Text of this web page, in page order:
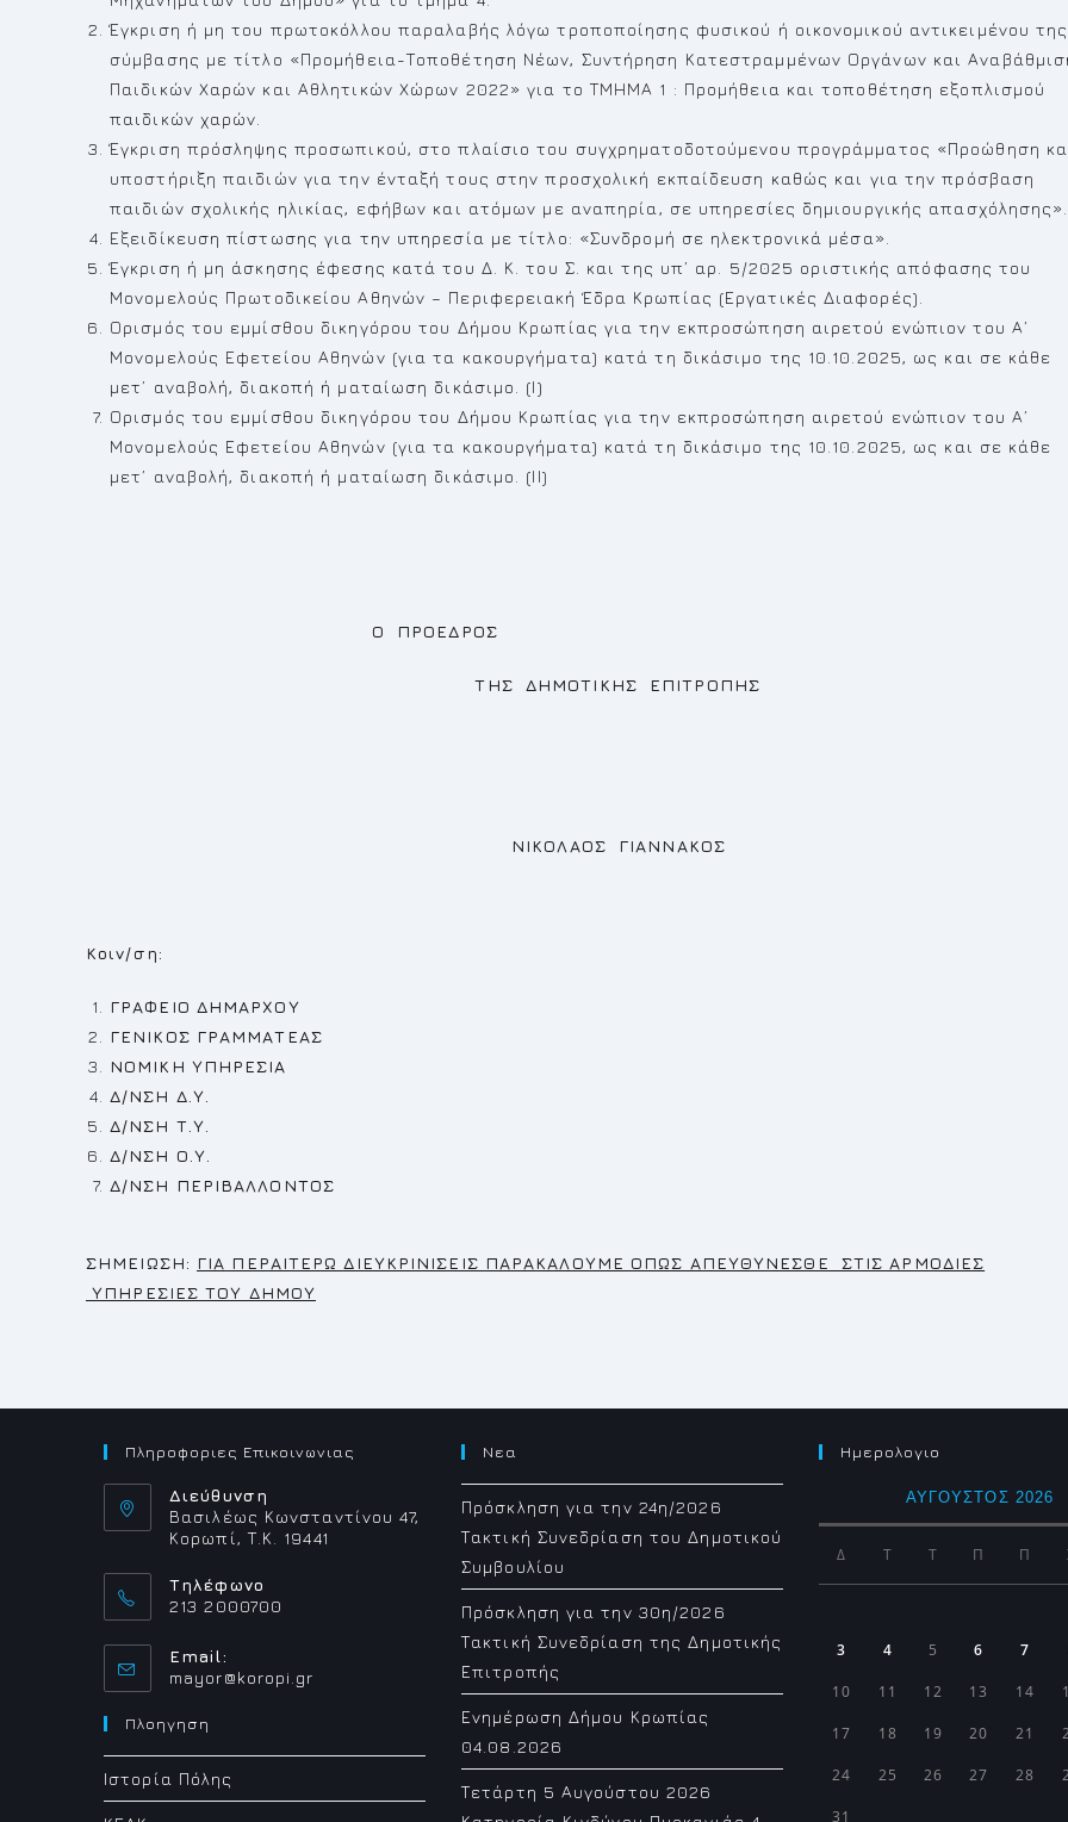
Έγκριση ή μη του πρωτοκόλλου παραλαβής λόγω τροποποίησης φυσικού ή οικονομικού αντικειμένου της
σύμβασης με τίτλο «Προμήθεια-Τοποθέτηση Νέων, Συντήρηση Κατεστραμμένων Οργάνων και
Παιδικών Χαρών και Αθλητικών Χώρων 2022» για το ΤΜΗΜΑ 1 : Προμήθεια και τοποθέτηση εξοπλισμού
παιδικών χαρών.
Έγκριση πρόσληψης προσωπικού, στο πλαίσιο του συγχρηματοδοτούμενου προγράμματος «Προώθηση
υποστήριξη παιδιών για την ένταξή τους στην προσχολική εκπαίδευση καθώς και για την πρόσβαση
παιδιών σχολικής ηλικίας, εφήβων και ατόμων με αναπηρία, σε υπηρεσίες δημιουργικής απασχόλησης».
Εξειδίκευση πίστωσης για την υπηρεσία με τίτλο: «Συνδρομή σε ηλεκτρονικά μέσα».
Έγκριση ή μη άσκησης έφεσης κατά του Δ. Κ. του Σ. και της υπ’ αρ. 5/2025 οριστικής απόφασης του
Μονομελούς Πρωτοδικείου Αθηνών – Περιφερειακή Έδρα Κρωπίας (Εργατικές Διαφορές).
Ορισμός του εμμίσθου δικηγόρου του Δήμου Κρωπίας για την εκπροσώπηση αιρετού ενώπιον του Α’
Μονομελούς Εφετείου Αθηνών (για τα κακουργήματα) κατά τη δικάσιμο της 10.10.2025, ως και σε κάθε
μετ’ αναβολή, διακοπή ή ματαίωση δικάσιμο. (Ι)
Ορισμός του εμμίσθου δικηγόρου του Δήμου Κρωπίας για την εκπροσώπηση αιρετού ενώπιον του Α’
Μονομελούς Εφετείου Αθηνών (για τα κακουργήματα) κατά τη δικάσιμο της 10.10.2025, ως και σε κάθε
μετ’ αναβολή, διακοπή ή ματαίωση δικάσιμο. (ΙΙ)
Ο ΠΡΟΕΔΡΟΣ
ΤΗΣ ΔΗΜΟΤΙΚΗΣ
ΝΙΚΟΛΑΟΣ ΓΙΑΝΝΑΚΟΣ
Κοιν/ση:
ΓΡΑΦΕΙΟ ΔΗΜΑΡΧΟΥ
ΓΕΝΙΚΟΣ ΓΡΑΜΜΑΤΕΑΣ
ΝΟΜΙΚΗ ΥΠΗΡΕΣΙΑ
Δ/ΝΣΗ Δ.Υ.
Δ/ΝΣΗ Τ.Υ.
Δ/ΝΣΗ Ο.Υ.
Δ/ΝΣΗ ΠΕΡΙΒΑΛΛΟΝΤΟΣ
ΣΗΜΕΙΩΣΗ: ΓΙΑ ΠΕΡΑΙΤΕΡΩ ΔΙΕΥΚΡΙΝΙΣΕΙΣ ΠΑΡΑΚΑΛΟΥΜΕ ΟΠΩΣ ΑΠΕΥΘΥΝΕΣΘΕ ΣΤΙΣ ΑΡΜΟΔΙΕΣ
ΥΠΗΡΕΣΙΕΣ ΤΟΥ ΔΗΜΟΥ
Πληροφοριες Επικοινωνιας
Διεύθυνση
Βασιλέως Κωνσταντίνου 47,
Κορωπί, Τ.Κ. 19441
Τηλέφωνο
213 2000700
Email:
mayor@koropi.gr
Πλοηγηση
Ιστορία Πόλης
Νεα
Πρόσκληση για την 24η/2026
Τακτική Συνεδρίαση του Δημοτικού
Συμβουλίου
Πρόσκληση για την 30η/2026
Τακτική Συνεδρίαση της Δημοτικής
Επιτροπής
Ενημέρωση Δήμου Κρωπίας
04.08.2026
Τετάρτη 5 Αυγούστου 2026
Ημερολογιο
ΑΎΓΟΥΣΤΟΣ 2026
Δ Τ Τ Π Π
3 4 5 6 7
10 11 12 13 14
17 18 19 20 21
24 25 26 27 28
31